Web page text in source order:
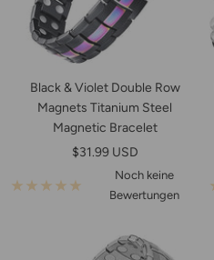
Black & Violet Double Row
Magnets Titanium Steel
Magnetic Bracelet
Angebotspreis
$31.99 USD
Noch keine
Bewertungen